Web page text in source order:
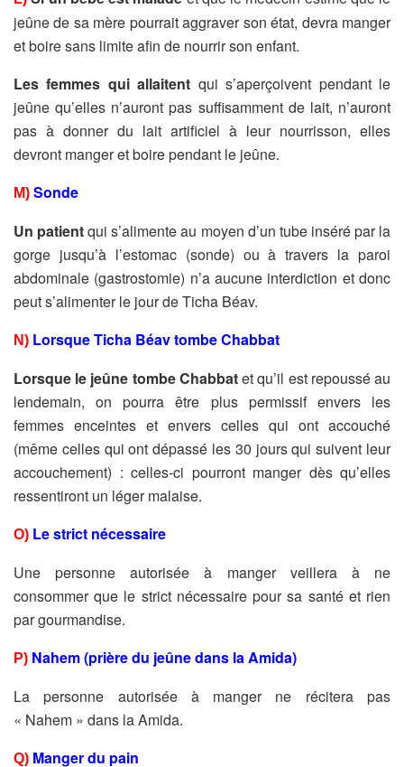
jeûne de sa mère pourrait aggraver son état, devra manger
et boire sans limite afin de nourrir son enfant.
Les femmes qui allaitent qui s’aperçoivent pendant le
jeûne qu’elles n’auront pas suffisamment de lait, n’auront
pas à donner du lait artificiel à leur nourrisson, elles
devront manger et boire pendant le jeûne.
M) Sonde
Un patientqui s’alimente au moyen d’un tube inséré par la
gorge jusqu’à l’estomac (sonde) ou à travers la paroi
abdominale (gastrostomie) n’a aucune interdiction et donc
peut s’alimenter le jour de Ticha Béav.
N) Lorsque Ticha Béav tombe Chabbat
Lorsque le jeûne tombe Chabbatet qu’il est repoussé au
lendemain, on pourra être plus permissif envers les
femmes enceintes et envers celles qui ont accouché
(même celles qui ont dépassé les 30 jours qui suivent leur
accouchement) : celles-ci pourront manger dès qu’elles
ressentiront un léger malaise.
O) Le strict nécessaire
Une personne autorisée à manger veillera à ne
consommer que le strict nécessaire pour sa santé et rien
par gourmandise.
P) Nahem (prière du jeûne dans la Amida)
La personne autorisée à manger ne récitera pas
« Nahem » dans la Amida.
Q) Manger du pain